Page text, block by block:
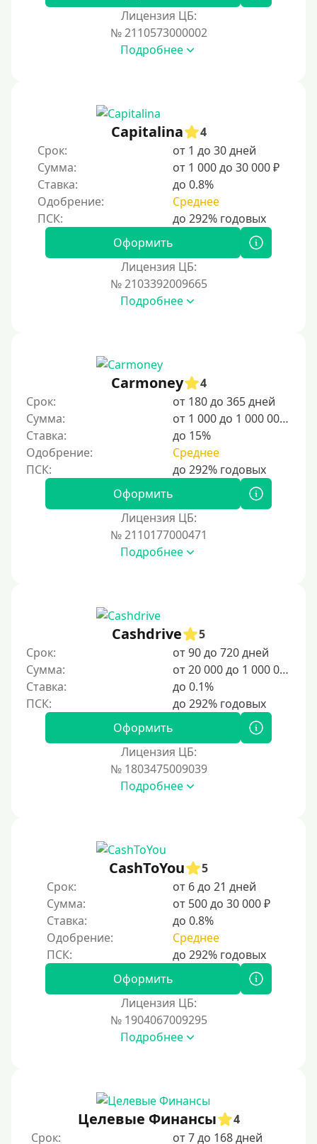
Лицензия ЦБ:
№ 2110573000002
Подробнее
Capitalina
4
Срок:
от 1 до 30 дней
Сумма:
от 1 000 до 30 000 ₽
Ставка:
до 0.8%
Одобрение:
Среднее
Оформить
Лицензия ЦБ:
№ 2103392009665
Подробнее
Carmoney
4
Срок:
от 180 до 365 дней
Сумма:
от 1 000 до 1 000 000 ₽
Ставка:
до 15%
Одобрение:
Среднее
Оформить
Лицензия ЦБ:
№ 2110177000471
Подробнее
Cashdrive
5
Срок:
от 90 до 720 дней
Сумма:
от 20 000 до 1 000 000 ₽
Ставка:
до 0.1%
Оформить
Лицензия ЦБ:
№ 1803475009039
Подробнее
CashToYou
5
Срок:
от 6 до 21 дней
Сумма:
от 500 до 30 000 ₽
Ставка:
до 0.8%
Одобрение:
Среднее
Оформить
Лицензия ЦБ:
№ 1904067009295
Подробнее
Целевые Финансы
4
Срок:
от 7 до 168 дней